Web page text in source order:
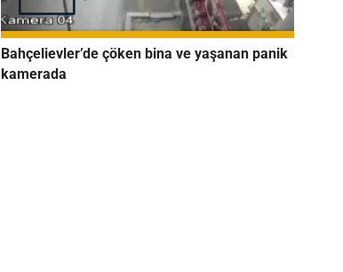
Bahçelievler’de çöken bina ve yaşanan panik
kamerada